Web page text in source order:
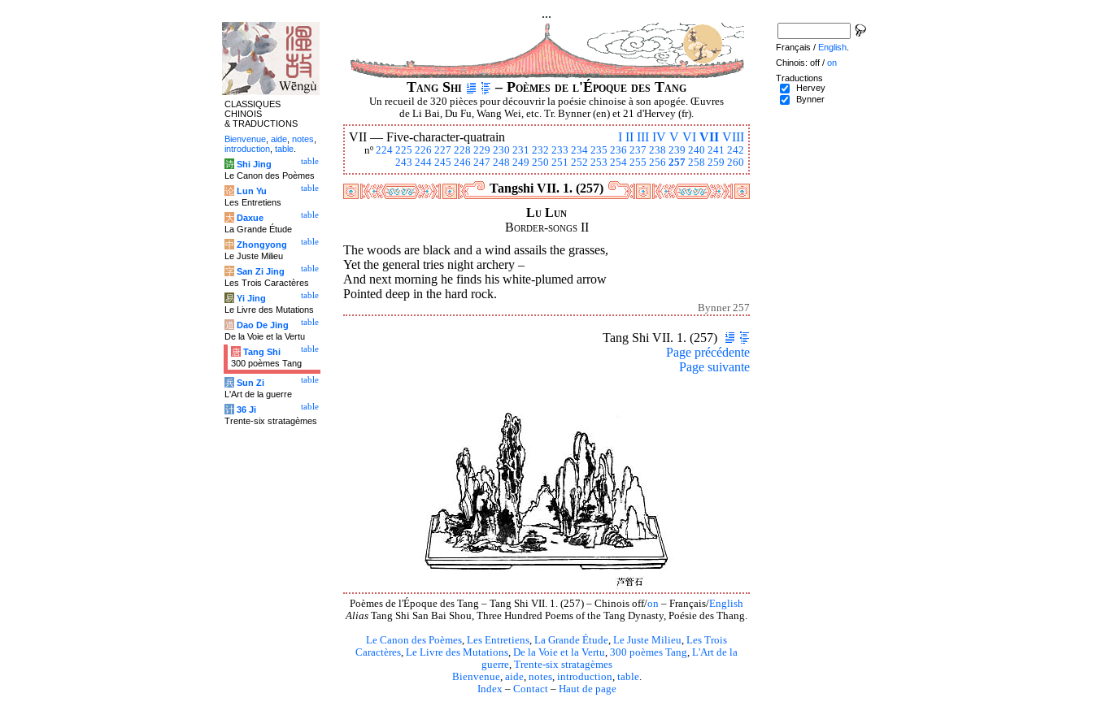
...
Tang Shi – Poèmes de l'Époque des Tang
Un recueil de 320 pièces pour découvrir la poésie chinoise à son apogée. Œuvres
de Li Bai, Du Fu, Wang Wei, etc. Tr. Bynner (en) et 21 d'Hervey (fr).
I II III IV V VI VII VIII
VII — Five-character-quatrain
nº 224 225 226 227 228 229 230 231 232 233 234 235 236 237 238 239 240 241 242
243 244 245 246 247 248 249 250 251 252 253 254 255 256 257 258 259 260
Tangshi VII. 1. (257)
Lu Lun
Border-songs II
The woods are black and a wind assails the grasses,
Yet the general tries night archery –
And next morning he finds his white-plumed arrow
Pointed deep in the hard rock.
Bynner 257
Tang Shi VII. 1. (257)
Page précédente
Page suivante
Poèmes de l'Époque des Tang – Tang Shi VII. 1. (257) – Chinois off/on – Français/English
Alias Tang Shi San Bai Shou, Three Hundred Poems of the Tang Dynasty, Poésie des Thang.
Le Canon des Poèmes, Les Entretiens, La Grande Étude, Le Juste Milieu, Les Trois
Caractères, Le Livre des Mutations, De la Voie et la Vertu, 300 poèmes Tang, L'Art de la
guerre, Trente-six stratagèmes
Bienvenue, aide, notes, introduction, table.
Index– Contact– Haut de page
CLASSIQUES
CHINOIS
& TRADUCTIONS
Bienvenue aide notes
introduction table
table
诗 Shi Jing
Le Canon des Poèmes
table
论 Lun Yu
Les Entretiens
table
大 Daxue
La Grande Étude
table
中 Zhongyong
Le Juste Milieu
table
字 San Zi Jing
Les Trois Caractères
table
易 Yi Jing
Le Livre des Mutations
table
道 Dao De Jing
De la Voie et la Vertu
table
唐 Tang Shi
300 poèmes Tang
table
兵 Sun Zi
L'Art de la guerre
table
计 36 Ji
Trente-six stratagèmes
Français / English
Chinois: off / on
Traductions
Hervey
Bynner